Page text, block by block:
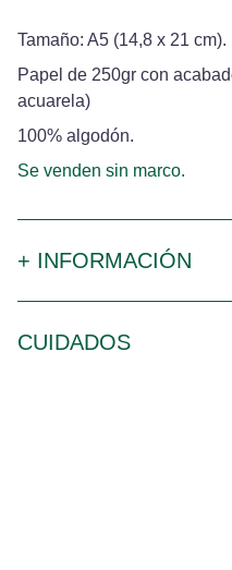
Tamaño: A5 (14,8 x 21 cm).
Papel de 250gr con
acuarela)
100% algodón.
Se venden sin marco.
+ INFORMACIÓN
CUIDADOS